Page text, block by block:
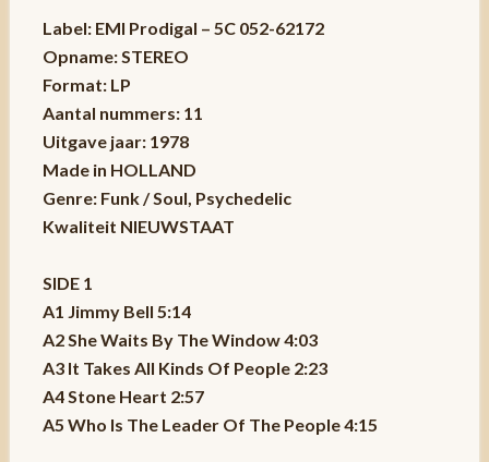
Label: EMI Prodigal – 5C 052-62172
Opname: STEREO
Format: LP
Aantal nummers: 11
Uitgave jaar: 1978
Made in HOLLAND
Genre: Funk / Soul, Psychedelic
Kwaliteit NIEUWSTAAT
SIDE 1
A1 Jimmy Bell 5:14
A2 She Waits By The Window 4:03
A3 It Takes All Kinds Of People 2:23
A4 Stone Heart 2:57
A5 Who Is The Leader Of The People 4:15